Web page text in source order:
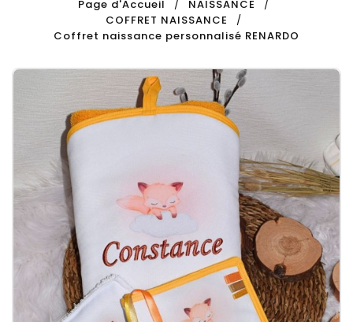
Page d'Accueil
NAISSANCE
COFFRET NAISSANCE
Coffret naissance personnalisé RENARDO